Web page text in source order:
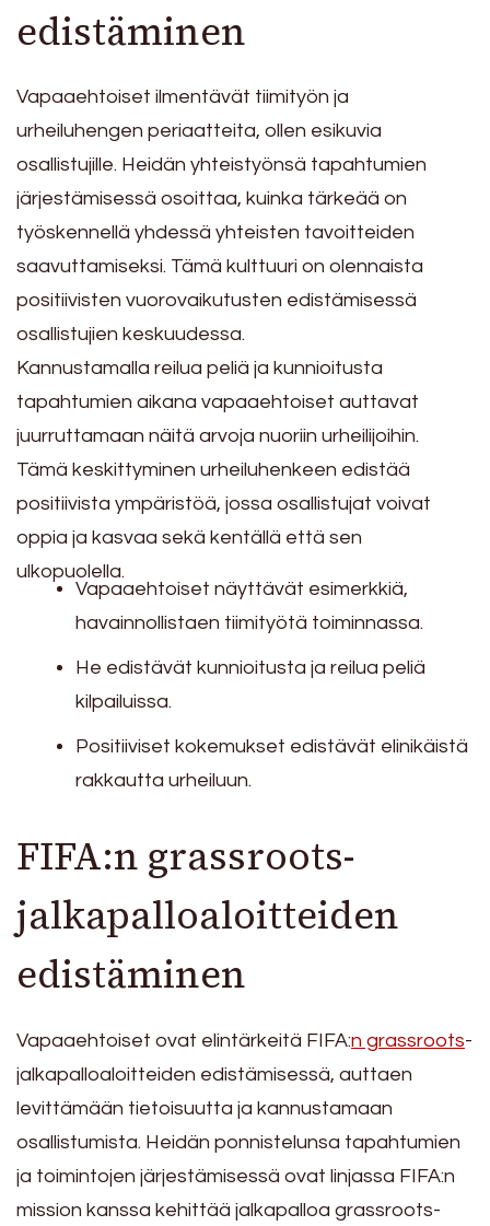
edistäminen
Vapaaehtoiset ilmentävät tiimityön ja
urheiluhengen periaatteita, ollen esikuvia
osallistujille. Heidän yhteistyönsä tapahtumien
järjestämisessä osoittaa, kuinka tärkeää on
työskennellä yhdessä yhteisten tavoitteiden
saavuttamiseksi. Tämä kulttuuri on olennaista
positiivisten vuorovaikutusten edistämisessä
osallistujien keskuudessa.
Kannustamalla reilua peliä ja kunnioitusta
tapahtumien aikana vapaaehtoiset auttavat
juurruttamaan näitä arvoja nuoriin urheilijoihin.
Tämä keskittyminen urheiluhenkeen edistää
positiivista ympäristöä, jossa osallistujat voivat
oppia ja kasvaa sekä kentällä että sen
ulkopuolella.
Vapaaehtoiset näyttävät esimerkkiä,
havainnollistaen tiimityötä toiminnassa.
He edistävät kunnioitusta ja reilua peliä
kilpailuissa.
Positiiviset kokemukset edistävät elinikäistä
rakkautta urheiluun.
FIFA:n grassroots-
jalkapalloaloitteiden
edistäminen
Vapaaehtoiset ovat elintärkeitä FIFA:n grassroots-
jalkapalloaloitteiden edistämisessä, auttaen
levittämään tietoisuutta ja kannustamaan
osallistumista. Heidän ponnistelunsa tapahtumien
ja toimintojen järjestämisessä ovat linjassa FIFA:n
mission kanssa kehittää jalkapalloa grassroots-